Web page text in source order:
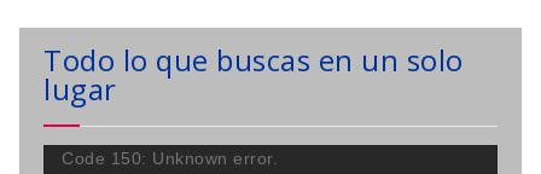
Todo lo que buscas en un solo
lugar
Reproductor
Code 150: Unknown error.